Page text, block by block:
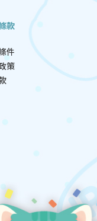
款
件
策